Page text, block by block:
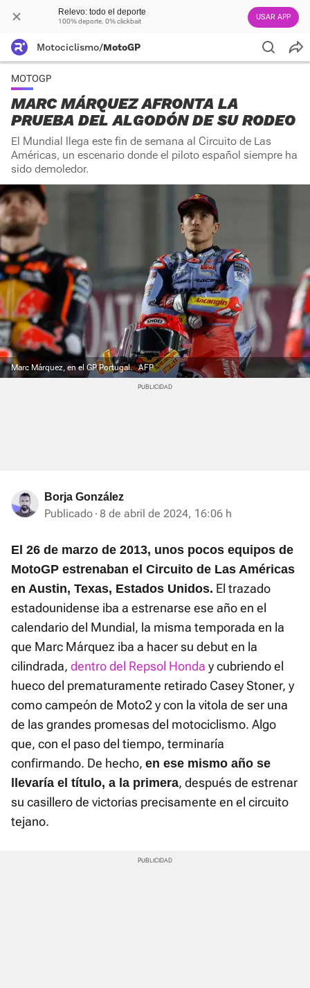
Relevo: todo el deporte
100% deporte. 0% clickbait USAR APP
Motociclismo/MotoGP
MOTOGP
MARC MÁRQUEZ AFRONTA LA
PRUEBA DEL ALGODÓN DE SU RODEO
El Mundial llega este fin de semana al Circuito de Las
Américas, un escenario donde el piloto español siempre ha
sido demoledor.
Marc Márquez, en el GP Portugal. AFP
Borja González
Publicado 8 de abril de 2024, 16:06 h
El 26 de marzo de 2013, unos pocos equipos de
MotoGP estrenaban el Circuito de Las Américas
en Austin, Texas, Estados Unidos. El trazado
estadounidense iba a estrenarse ese año en el
calendario del Mundial, la misma temporada en la
que Marc Márquez iba a hacer su debut en la
cilindrada, dentro del Repsol Honda y cubriendo el
hueco del prematuramente retirado Casey Stoner, y
como campeón de Moto2 y con la vitola de ser una
de las grandes promesas del motociclismo. Algo
que, con el paso del tiempo, terminaría
confirmando. De hecho, en ese mismo año se
llevaría el título, a la primera, después de estrenar
su casillero de victorias precisamente en el circuito
tejano.